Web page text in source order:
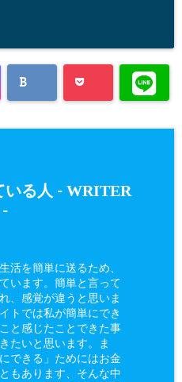
いる人 - WRITER
-
活を簡単に送るため、
います。簡単と言って
、感覚が違うと思いま
トでは私が簡単にでき
と感じたことできた事
たいと思います。ま
できる」ためにはお金
もあります、そんな中